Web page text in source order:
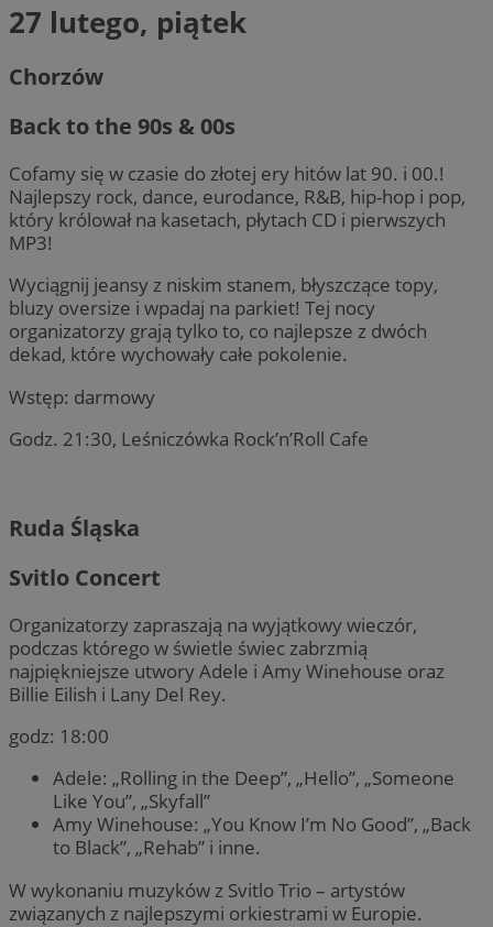
27 lutego, piątek
Chorzów
Back to the 90s & 00s
Cofamy się w czasie do złotej ery hitów lat 90. i 00.!
Najlepszy rock, dance, eurodance, R&B, hip-hop i pop,
który królował na kasetach, płytach CD i pierwszych
MP3!
Wyciągnij jeansy z niskim stanem, błyszczące topy,
bluzy oversize i wpadaj na parkiet! Tej nocy
organizatorzy grają tylko to, co najlepsze z dwóch
dekad, które wychowały całe pokolenie.
Wstęp: darmowy
Godz. 21:30, Leśniczówka Rock’n’Roll Cafe
Ruda Śląska
Svitlo Concert
Organizatorzy zapraszają na wyjątkowy wieczór,
podczas którego w świetle świec zabrzmią
najpiękniejsze utwory Adele i Amy Winehouse oraz
Billie Eilish i Lany Del Rey.
godz: 18:00
Adele: „Rolling in the Deep”, „Hello”, „Someone
Like You”, „Skyfall”
Amy Winehouse: „You Know I’m No Good”, „Back
to Black”, „Rehab” i inne.
W wykonaniu muzyków z Svitlo Trio – artystów
związanych z najlepszymi orkiestrami w Europie.